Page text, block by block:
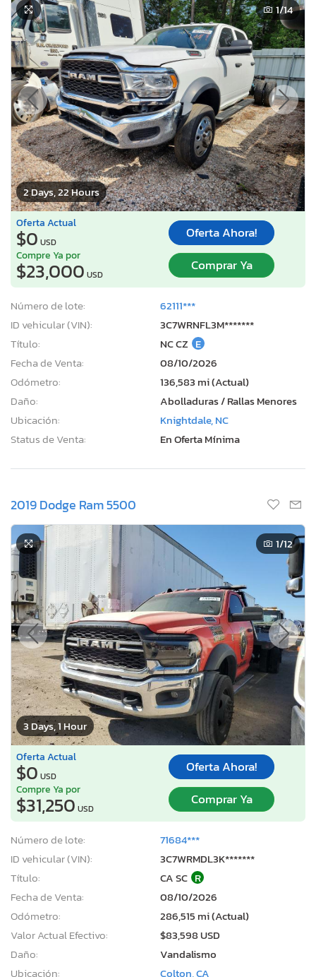
2 Days, 22 Hours
1/14
Oferta Actual
$0 USD
Oferta Ahora!
Compre Ya por
$23,000 USD
Comprar Ya
Número de lote:
62111***
ID vehicular (VIN):
3C7WRNFL3M*******
Título:
NC CZ E
Fecha de Venta:
08/10/2026
Odómetro:
136,583 mi (Actual)
Daño:
Abolladuras / Rallas Menores
Ubicación:
Knightdale, NC
Status de Venta:
En Oferta Mínima
2019 Dodge Ram 5500
3 Days, 1 Hour
1/12
Oferta Actual
$0 USD
Oferta Ahora!
Compre Ya por
$31,250 USD
Comprar Ya
Número de lote:
71684***
ID vehicular (VIN):
3C7WRMDL3K*******
Título:
CA SC R
Fecha de Venta:
08/10/2026
Odómetro:
286,515 mi (Actual)
Valor Actual Efectivo:
$83,598 USD
Daño:
Vandalismo
Ubicación:
Colton, CA